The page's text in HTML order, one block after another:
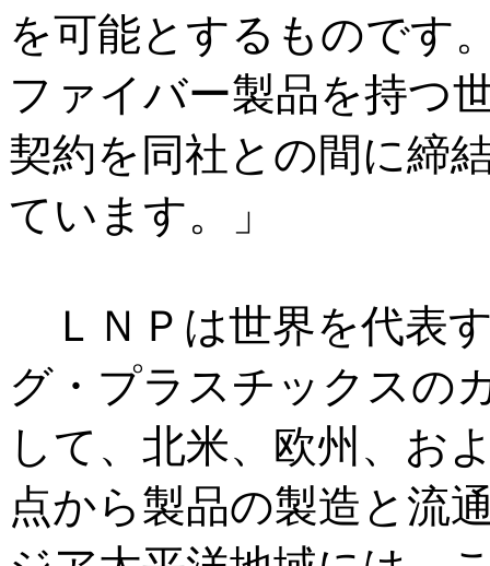
を可能とするものです
ファイバー製品を持つ
契約を同社との間に締
ています。」
ＬＮＰは世界を代表
グ・プラスチックスの
して、北米、欧州、お
点から製品の製造と流